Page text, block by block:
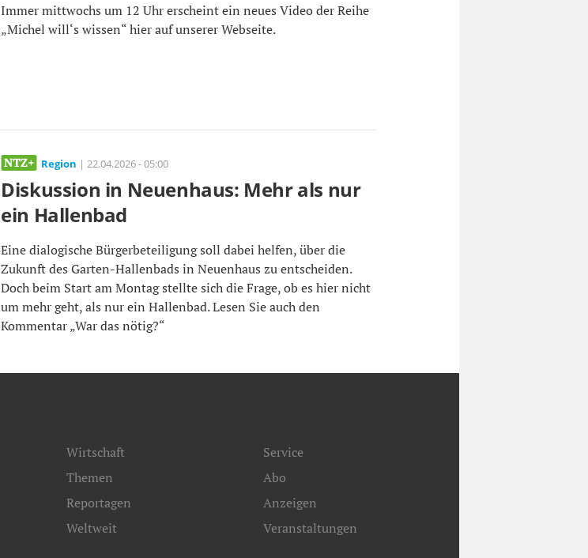
Immer mittwochs um 12 Uhr erscheint ein neues Video der Reihe
„Michel will‘s wissen“ hier auf unserer Webseite.
Region | 22.04.2026 - 05:00
Diskussion in Neuenhaus: Mehr als nur
ein Hallenbad
Eine dialogische Bürgerbeteiligung soll dabei helfen, über die
Zukunft des Garten-Hallenbads in Neuenhaus zu entscheiden.
Doch beim Start am Montag stellte sich die Frage, ob es hier nicht
um mehr geht, als nur ein Hallenbad. Lesen Sie auch den
Kommentar „War das nötig?“
Wirtschaft
Themen
Reportagen
Weltweit
Service
Abo
Anzeigen
Veranstaltungen